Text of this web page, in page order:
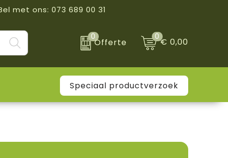
met ons: 073 689 00 31
0
Offerte
0€ 0,00
Speciaal productverzoek